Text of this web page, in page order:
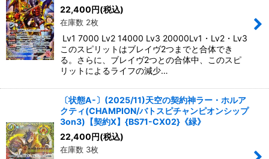
22,400円(税込)
在庫数 2枚
Lv1 7000 Lv2 14000 Lv3 20000Lv1・Lv2・Lv3
このスピリットはブレイヴ2つまでと合体でき
る。さらに、ブレイヴ2つとの合体中、このスピ
リットによるライフの減少…
〔状態A-〕(2025/11)天空の契約神ラー・ホルア
クティ(CHAMPION/バトスピチャンピオンシップ
3on3)【契約X】{BS71-CX02}《緑》
22,400円(税込)
在庫数 3枚